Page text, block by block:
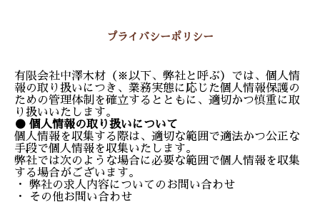
プライバシーポリシー
有限会社中澤木材（※以下、弊社と呼ぶ）では、個人情
報の取り扱いにつき、業務実態に応じた個人情報保護の
ための管理体制を確立するとともに、適切かつ慎重に取
り扱いいたします。
● 個人情報の取り扱いについて
個人情報を収集する際は、適切な範囲で適法かつ公正な
手段で個人情報を収集いたします。
弊社では次のような場合に必要な範囲で個人情報を収集
する場合がございます。
・ 弊社の求人内容についてのお問い合わせ
・ その他お問い合わせ